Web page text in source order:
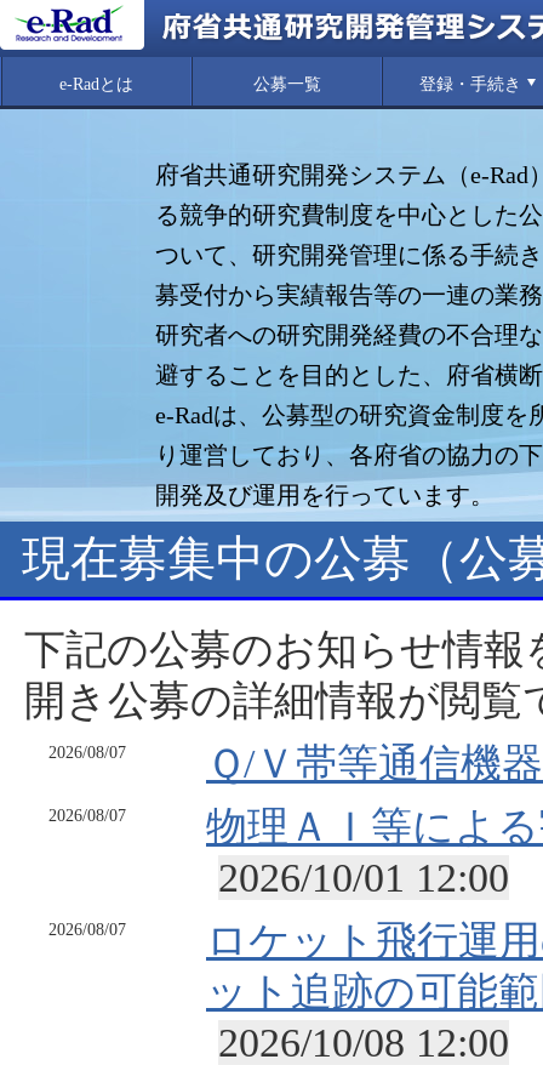
e-Radとは 公募一覧 登録・手続き
府省共通研究開発システム（e-
る競争的研究費制度を中心とした
ついて、研究開発管理に係る手続
募受付から実績報告等の一連の業
研究者への研究開発経費の不合理
避することを目的とした、府省横
e-Radは、公募型の研究資金制度を
り運営しており、各府省の協力の
開発及び運用を行っています。